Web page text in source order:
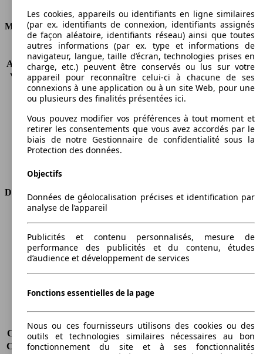
Moteur et Puissance
KW (CH)
213 kW (290 PS)
Accélération (0-100 km/h) 8.9s
Vitesse maximale (km/h) 191 km/h
Nombre de vitesses
4
Couple
375 nm
Cylindrée
4160 ccm
Carburant
Diesel
Cylindres
6
Transmission
Boîte automatique
Dimensions
Largeur
1917 mm
Empattement
2870 mm
Portes
Charge sur toit
Capacité de remorquage (sans freins) -
Capacité de remorquage (avec freins)
2495 kg
Les cookies, appareils ou identifiants en ligne similaires
(par ex. identifiants de connexion, identifiants assignés
de façon aléatoire, identifiants réseau) ainsi que toutes
autres informations (par ex. type et informations de
navigateur, langue, taille d’écran, technologies prises en
charge, etc.) peuvent être conservés ou lus sur votre
appareil pour reconnaître celui-ci à chacune de ses
connexions à une application ou à un site Web, pour une
ou plusieurs des finalités présentées ici.
Vous pouvez modifier vos préférences à tout moment et
retirer les consentements que vous avez accordés par le
biais de notre Gestionnaire de confidentialité sous la
Protection des données.
Objectifs
Données de géolocalisation précises et identification par
analyse de l’appareil
Publicités et contenu personnalisés, mesure de
performance des publicités et du contenu, études
d’audience et développement de services
Fonctions essentielles de la page
Nous ou ces fournisseurs utilisons des cookies ou des
outils et technologies similaires nécessaires au bon
fonctionnement du site et à ses fonctionnalités